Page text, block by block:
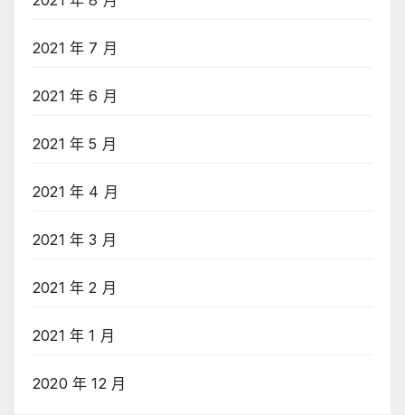
2021 年 7 月
2021 年 6 月
2021 年 5 月
2021 年 4 月
2021 年 3 月
2021 年 2 月
2021 年 1 月
2020 年 12 月